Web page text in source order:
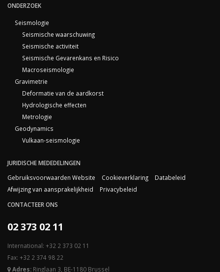
ONDERZOEK
Seismologie
Seismische waarschuwing
Seismische activiteit
Seismische Gevarenkans en Risico
Macroseismologie
Gravimetrie
Deformatie van de aardkorst
Hydrologische effecten
Metrologie
Geodynamics
Vulkaan-seismologie
JURIDISCHE MEDEDELINGEN
Gebruiksvoorwaarden Website
Cookieverklaring
Databeleid
Afwijzing van aansprakelijkheid
Privacybeleid
CONTACTEER ONS
02 373 02 11
International: +32 2 373 02 11
Fax: +32 2 374 98 22
Adres: Ringlaan 3, BE-1180 Brussel